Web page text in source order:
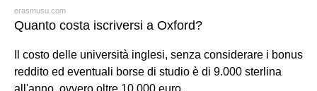
erasmusu.com
Quanto costa iscriversi a Oxford?
Il costo delle università inglesi, senza considerare i bonus
reddito ed eventuali borse di studio è di 9.000 sterlina
all'anno, ovvero oltre 10.000 euro.